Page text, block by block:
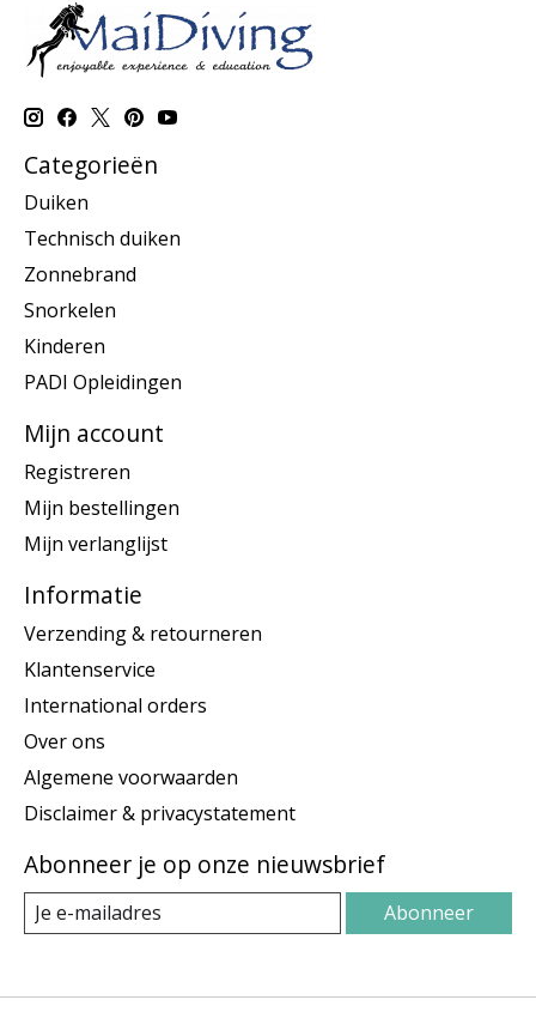
Categorieën
Duiken
Technisch duiken
Zonnebrand
Snorkelen
Kinderen
PADI Opleidingen
Mijn account
Registreren
Mijn bestellingen
Mijn verlanglijst
Informatie
Verzending & retourneren
Klantenservice
International orders
Over ons
Algemene voorwaarden
Disclaimer & privacystatement
Abonneer je op onze nieuwsbrief
Abonneer